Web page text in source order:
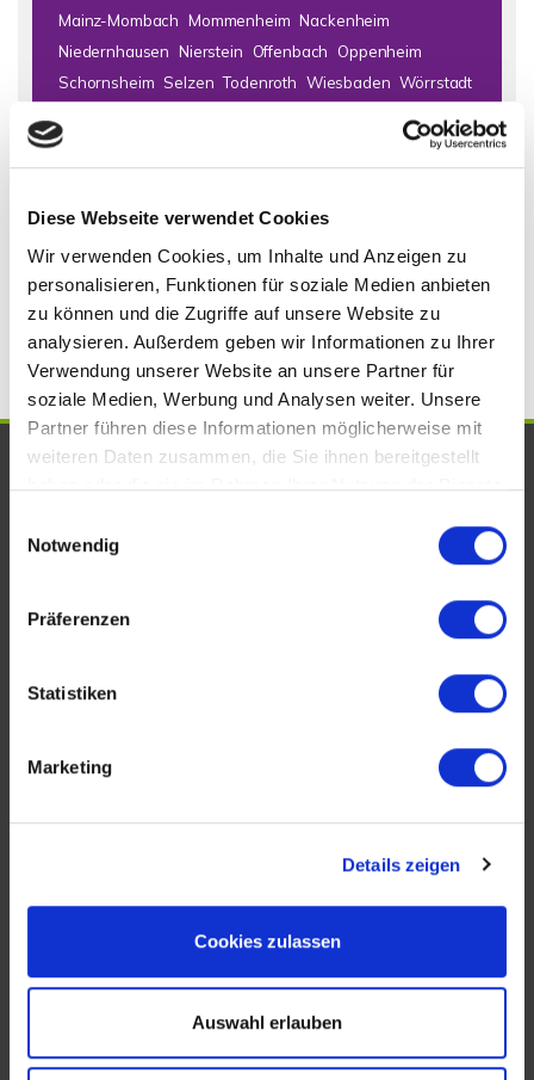
Diese Webseite verwendet Cookies
Wir verwenden Cookies, um Inhalte und Anzeigen zu
personalisieren, Funktionen für soziale Medien anbieten
zu können und die Zugriffe auf unsere Website zu
analysieren. Außerdem geben wir Informationen zu Ihrer
Verwendung unserer Website an unsere Partner für
soziale Medien, Werbung und Analysen weiter. Unsere
Partner führen diese Informationen möglicherweise mit
weiteren Daten zusammen, die Sie ihnen bereitgestellt
haben oder die sie im Rahmen Ihrer Nutzung der Dienste
Notwendig
Präferenzen
Statistiken
Marketing
Details zeigen
Cookies zulassen
Auswahl erlauben
Mainz-Mombach Mommenheim Nackenheim
Niedernhausen Nierstein Offenbach
Oppenheim
Schornsheim Selzen Todenroth Wiesbaden Wörrstadt
Kreuznach
kaufen Bad Kreuznach
Immobilie Bad Kreuznach
Immobilienkauf Bad Kreuznach
UNSERE AUSZEICHNUNGEN. WIR
KONTAKT
Bauschheimer Weg 28
Fax: +49 (0) 6131 / 9010188
E-Mail: buero@immobilien-koehler.de